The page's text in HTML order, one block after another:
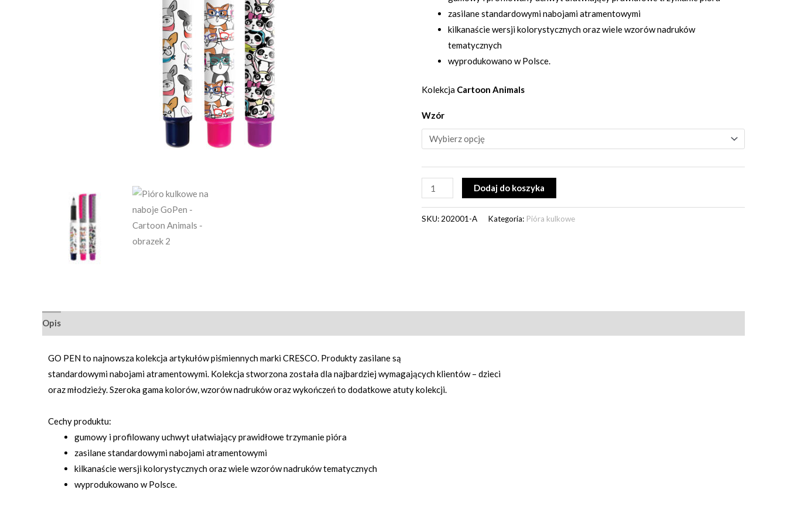
zasilane standardowymi nabojami atramentowymi
kilkanaście wersji kolorystycznych oraz wiele wzorów nadruków
tematycznych
wyprodukowano w Polsce.
Kolekcja Cartoon Animals
Wzór
Dodaj do koszyka
SKU: 202001-A Kategoria: Pióra kulkowe
Opis
GO PEN to najnowsza kolekcja artykułów piśmiennych marki CRESCO. Produkty zasilane są
standardowymi nabojami atramentowymi. Kolekcja stworzona została dla najbardziej wymagających klientów – dzieci
oraz młodzieży. Szeroka gama kolorów, wzorów nadruków oraz wykończeń to dodatkowe atuty kolekcji.
Cechy produktu:
gumowy i profilowany uchwyt ułatwiający prawidłowe trzymanie pióra
zasilane standardowymi nabojami atramentowymi
kilkanaście wersji kolorystycznych oraz wiele wzorów nadruków tematycznych
wyprodukowano w Polsce.